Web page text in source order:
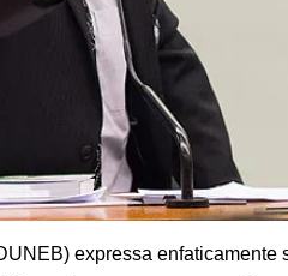
expressa enfaticamente